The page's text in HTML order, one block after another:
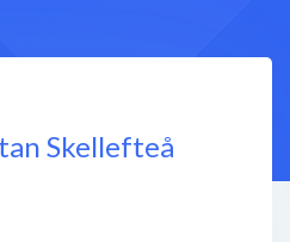
Skellefteå